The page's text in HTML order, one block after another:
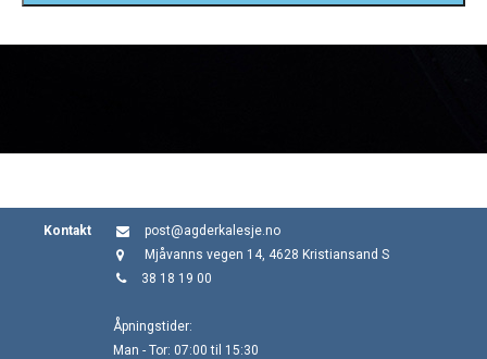
Kontakt
post@agderkalesje.no
Mjåvanns vegen 14, 4628 Kristiansand S
38 18 19 00
Åpningstider:
Man - Tor: 07:00 til 15:30